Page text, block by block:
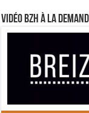
Vidéo BZH à la